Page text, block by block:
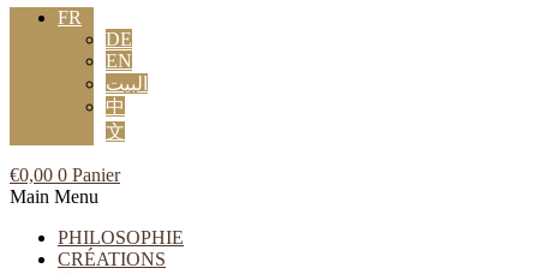
FR
DE
EN
البيت
中
文
€0,00 0 Panier
Main Menu
PHILOSOPHIE
CRÉATIONS